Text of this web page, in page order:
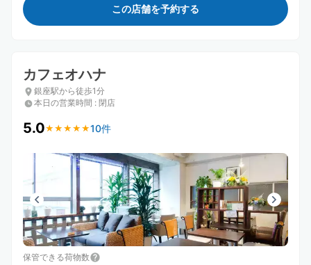
この店舗を予約する
カフェオハナ
銀座駅から徒歩1分
本日の営業時間 : 閉店
5.0★ ★ ★ ★ ★
★ ★ ★ ★ ★10件
保管できる荷物数